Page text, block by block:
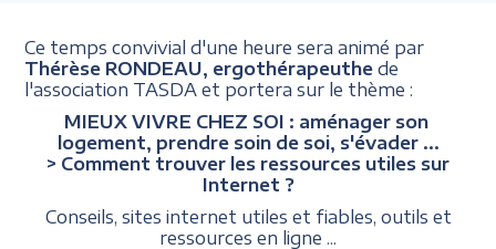
Ce temps convivial d'une heure sera animé par
Thérèse RONDEAU, ergothérapeuthe de
l'association TASDA et portera sur le thème :
MIEUX VIVRE CHEZ SOI : aménager son
logement, prendre soin de soi, s'évader ...
> Comment trouver les ressources utiles sur
Internet ?
Conseils, sites internet utiles et fiables, outils et
ressources en ligne ...